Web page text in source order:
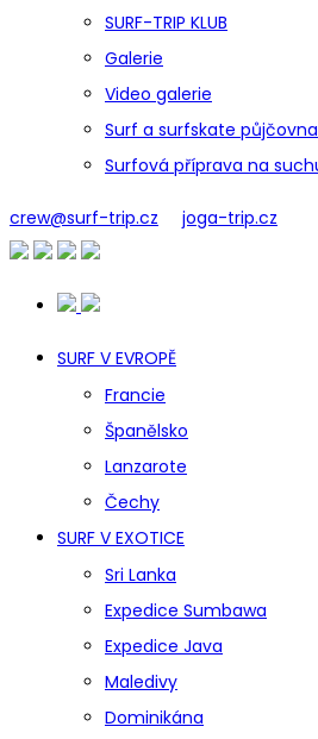
SURF-TRIP KLUB
Galerie
Video galerie
Surf a surfskate půjčovna
Surfová příprava na
crew@surf-trip.cz joga-trip.cz
SURF V EVROPĚ
Francie
Španělsko
Lanzarote
Čechy
SURF V EXOTICE
Sri Lanka
Expedice Sumbawa
Expedice Java
Maledivy
Dominikána